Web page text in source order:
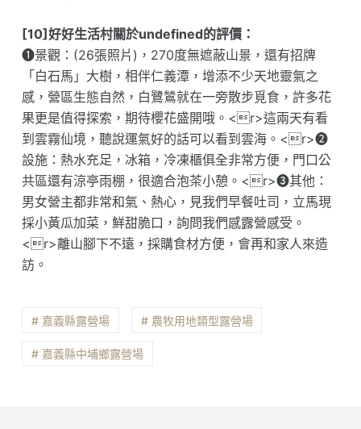
[10]好好生活村關於undefined的評價：
❶景觀：(26張照片)，270度無遮蔽山景，還有招牌
「白石馬」大樹，相伴仁義潭，增添不少天地靈氣之
感，營區生態自然，白鷺鷥就在一旁散步覓食，許多花
果更是值得探索，期待櫻花盛開哦。<r>這兩天有看
到雲霧仙境，聽說運氣好的話可以看到雲海。<r>❷
設施：熱水充足，冰箱，冷凍櫃俱全非常方便，門口公
共區還有涼亭雨棚，很適合泡茶小憩。<r>❸其他：
男女營主都非常和氣、熱心，見我們早餐吐司，立馬現
採小黃瓜加菜，鮮甜脆口，詢問我們感露營感受。
<r>離山腳下不遠，採購食材方便，會再和家人來造
訪。
# 嘉義縣露營場 # 農牧用地類型露營場
# 嘉義縣中埔鄉露營場